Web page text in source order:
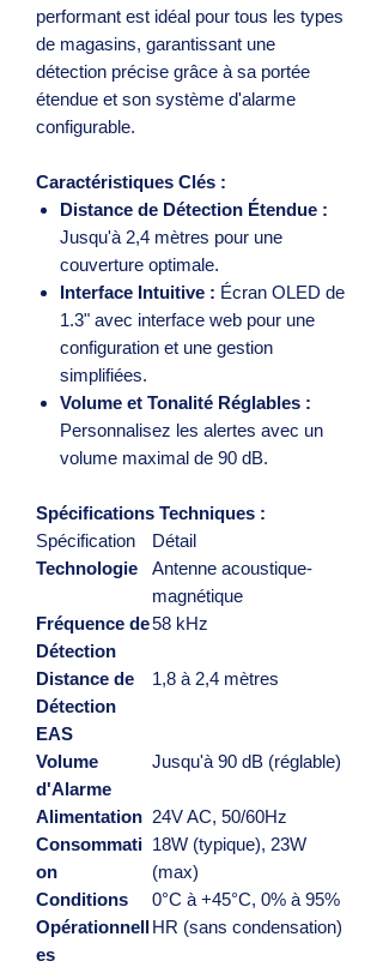
performant est idéal pour tous les types
de magasins, garantissant une
détection précise grâce à sa portée
étendue et son système d'alarme
configurable.
Caractéristiques Clés :
Distance de Détection Étendue :
Jusqu'à 2,4 mètres pour une
couverture optimale.
Interface Intuitive : Écran OLED de
1.3" avec interface web pour une
configuration et une gestion
simplifiées.
Volume et Tonalité Réglables :
Personnalisez les alertes avec un
volume maximal de 90 dB.
Spécifications Techniques :
Spécification
Détail
Technologie
Antenne acoustique-
magnétique
Fréquence de
Détection
58 kHz
Distance de
Détection
EAS
1,8 à 2,4 mètres
Volume
d'Alarme
Jusqu'à 90 dB (réglable)
Alimentation 24V AC, 50/60Hz
Consommati
on
18W (typique), 23W
(max)
Conditions
Opérationnell
es
0°C à +45°C, 0% à 95%
HR (sans condensation)